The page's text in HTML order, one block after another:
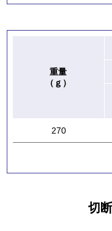
重量
（ｇ）
270
切